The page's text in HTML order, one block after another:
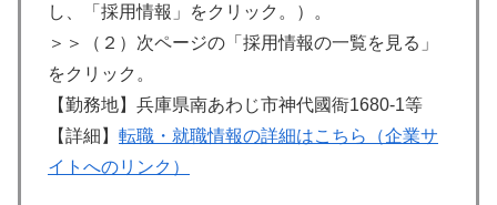
し、「採用情報」をクリック。）。
＞＞（２）次ページの「採用情報の一覧を見る」
をクリック。
【勤務地】兵庫県南あわじ市神代國衙1680-1等
【詳細】 転職・就職情報の詳細はこちら（企業サ
イトへのリンク）